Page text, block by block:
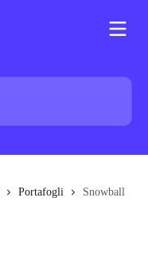
Portafogli Snowball